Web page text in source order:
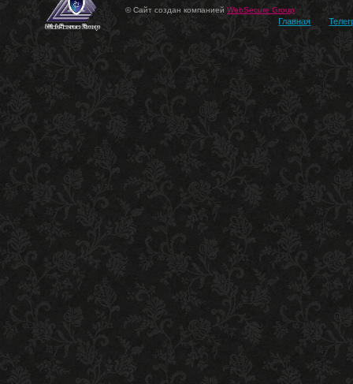
© Сайт создан компанией WebSecure Group
Главная